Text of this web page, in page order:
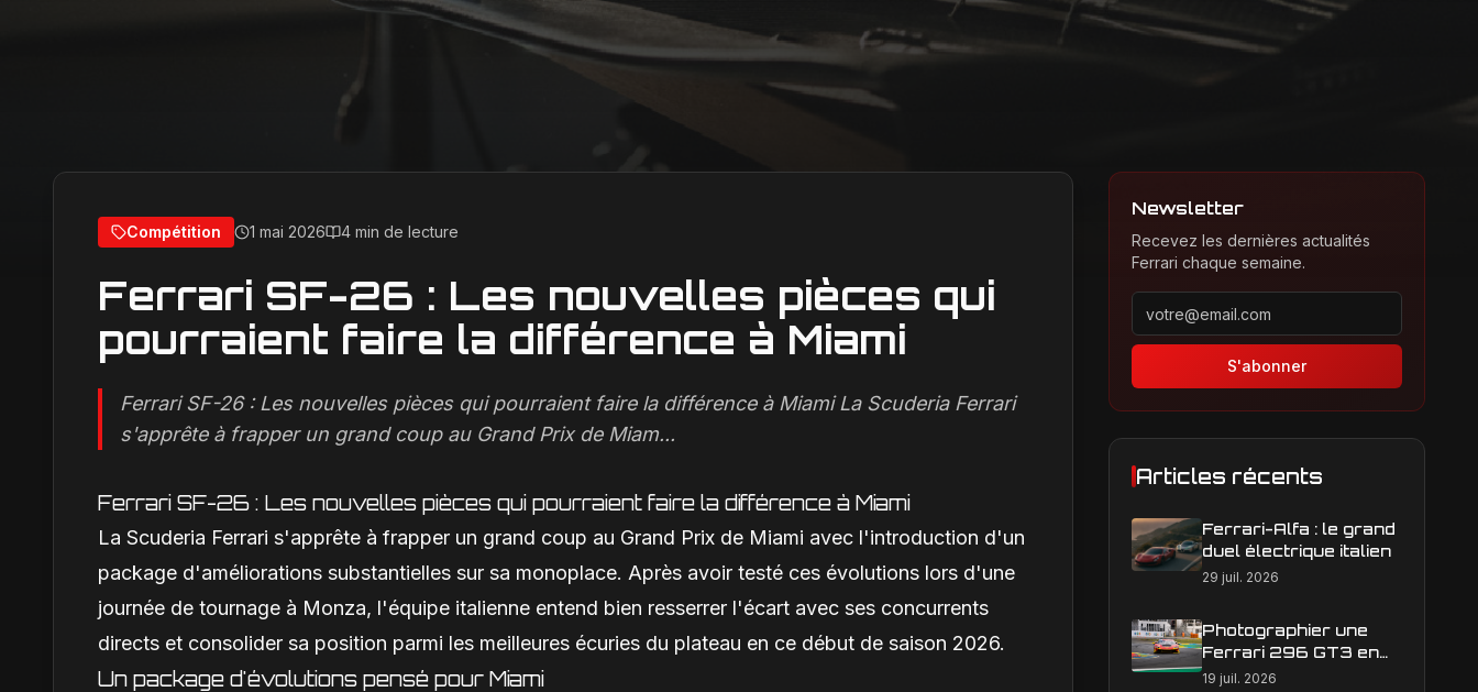
Compétition 1 mai 2026 4 min de lecture
Ferrari SF-26 : Les nouvelles pièces qui
pourraient faire la différence à Miami
Ferrari SF-26 : Les nouvelles pièces qui pourraient faire la différence à Miami La Scuderia Ferrari
s'apprête à frapper un grand coup au Grand Prix de Miam...
Ferrari SF-26 : Les nouvelles pièces qui pourraient faire la différence à Miami
La Scuderia Ferrari s'apprête à frapper un grand coup au Grand Prix de Miami avec l'introduction d'un
package d'améliorations substantielles sur sa monoplace. Après avoir testé ces évolutions lors d'une
journée de tournage à Monza, l'équipe italienne entend bien resserrer l'écart avec ses concurrents
directs et consolider sa position parmi les meilleures écuries du plateau en ce début de saison 2026.
Un package d'évolutions pensé pour Miami
Newsletter
Recevez les dernières actualités
Ferrari chaque semaine.
Adresse email pour la newsletter
S'abonner
Articles récents
Ferrari-Alfa : le grand
duel électrique italien
29 juil. 2026
Photographier une
Ferrari 296 GT3 en
action : construire une
19 juil. 2026